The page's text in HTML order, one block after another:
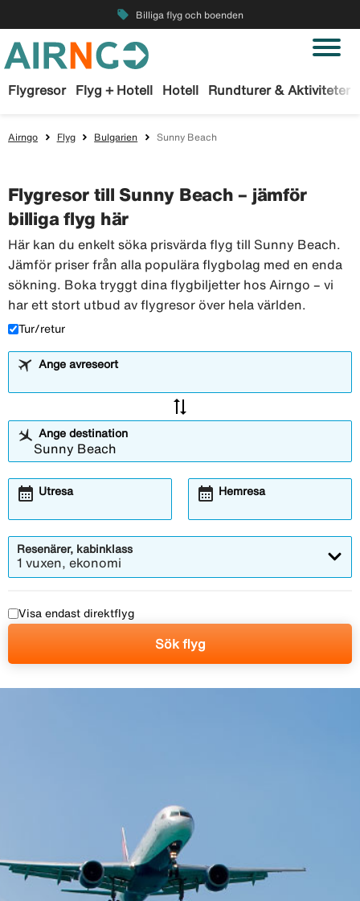
local_offer Billiga flyg och boenden
Flygresor Flyg + Hotell Hotell Rundturer & Aktiviteter
Airngo Flyg Bulgarien Sunny Beach
Flygresor till Sunny Beach – jämför
billiga flyg här
Här kan du enkelt söka prisvärda flyg till Sunny Beach.
Jämför priser från alla populära flygbolag med en enda
sökning. Boka tryggt dina flygbiljetter hos Airngo – vi
har ett stort utbud av flygresor över hela världen.
Tur/retur
Ange avreseort
sync_alt
Ange destination
Utresa
calendar_month Hemresa
calendar_month
Resenärer, kabinklass
1 vuxen, ekonomi
Visa endast direktflyg
Sök flyg